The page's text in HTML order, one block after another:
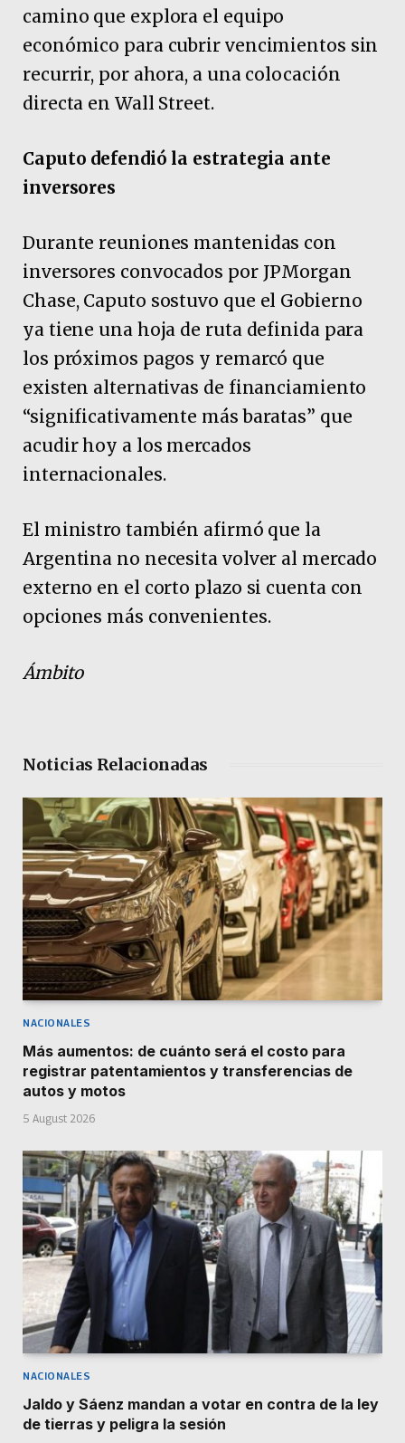
camino que explora el equipo
económico para cubrir vencimientos sin
recurrir, por ahora, a una colocación
directa en Wall Street.
Caputo defendió la estrategia ante
inversores
Durante reuniones mantenidas con
inversores convocados por JPMorgan
Chase, Caputo sostuvo que el Gobierno
ya tiene una hoja de ruta definida para
los próximos pagos y remarcó que
existen alternativas de financiamiento
“significativamente más baratas” que
acudir hoy a los mercados
internacionales.
El ministro también afirmó que la
Argentina no necesita volver al mercado
externo en el corto plazo si cuenta con
opciones más convenientes.
Ámbito
Noticias Relacionadas
NACIONALES
Más aumentos: de cuánto será el costo para
registrar patentamientos y transferencias de
autos y motos
5 August 2026
NACIONALES
Jaldo y Sáenz mandan a votar en contra de la ley
de tierras y peligra la sesión